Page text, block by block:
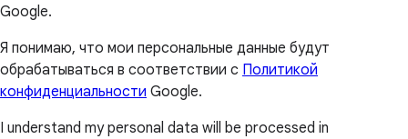
Google.
Я понимаю, что мои персональные данные будут
обрабатываться в соответствии с Политикой
конфиденциальности Google.
I understand my personal data will be processed in